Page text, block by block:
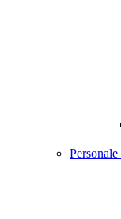
Personale